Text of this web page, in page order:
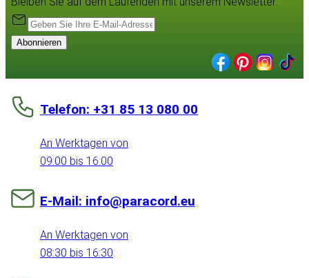
Abonnieren
Telefon: +31 85 13 080 00
An Werktagen von
09:00 bis 16:00
E-Mail: info@paracord.eu
An Werktagen von
08:30 bis 16:30